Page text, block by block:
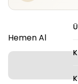
Hemen Al